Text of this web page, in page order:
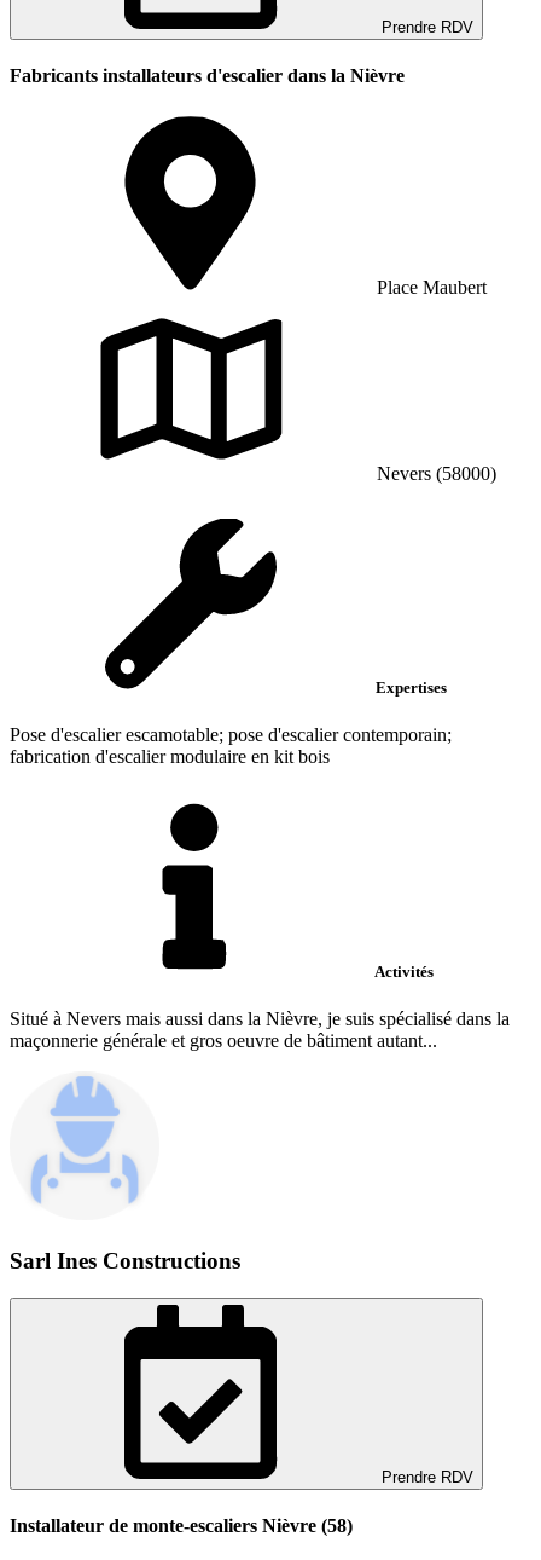
Prendre RDV
Fabricants installateurs d'escalier dans la Nièvre
Place Maubert
Nevers (58000)
Expertises
Pose d'escalier escamotable; pose d'escalier contemporain;
fabrication d'escalier modulaire en kit bois
Activités
Situé à Nevers mais aussi dans la Nièvre, je suis spécialisé dans la
maçonnerie générale et gros oeuvre de bâtiment autant...
Sarl Ines Constructions
Prendre RDV
Installateur de monte-escaliers Nièvre (58)